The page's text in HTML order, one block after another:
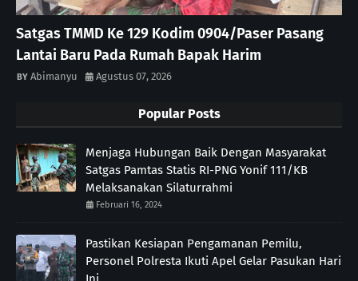
Satgas TMMD Ke 129 Kodim 0904/Paser Pasang
Lantai Baru Pada Rumah Bapak Harim
Abimanyu Agustus 07, 2026
Popular Posts
Menjaga Hubungan Baik Dengan Masyarakat
Satgas Pamtas Statis RI-PNG Yonif 111/KB
Melaksanakan Silaturrahmi
Februari 16, 2024
Pastikan Kesiapan Pengamanan Pemilu,
Personel Polresta Ikuti Apel Gelar Pasukan Hari